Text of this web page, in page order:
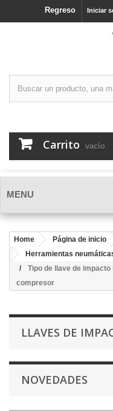
Iniciar
Regreso
Carrito vacío
MENU
Home Página de inicio
Herramientas
Tipo de llave de
compresor
LLAVES DE
NOVEDADES